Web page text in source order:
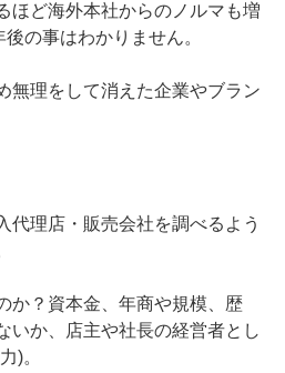
ほど海外本社からのノルマも増
の事はわかりません。
無理をして消えた企業やブラン
代理店・販売会社を調べるよう
か？資本金、年商や規模、歴
いか、店主や社長の経営者とし
)。